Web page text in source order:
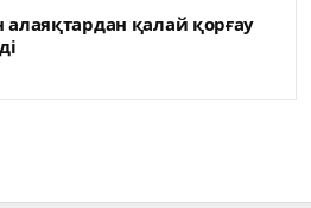
қалай қорғау